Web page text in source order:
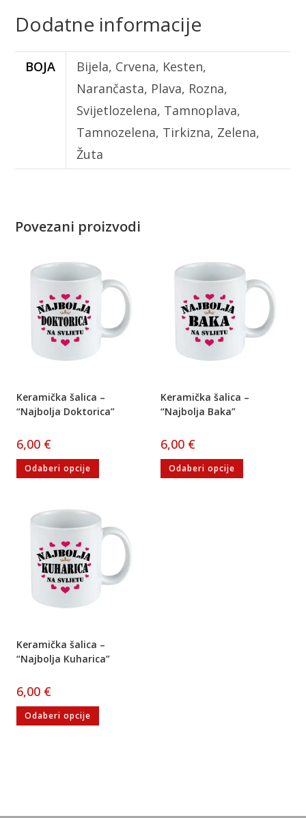
Dodatne informacije
BOJA
Bijela, Crvena, Kesten,
Narančasta, Plava, Rozna,
Svijetlozelena, Tamnoplava,
Tamnozelena, Tirkizna, Zelena,
Žuta
Povezani proizvodi
Keramička šalica –
“Najbolja Doktorica”
6,00 €
Odaberi opcije
Keramička šalica –
“Najbolja Baka”
6,00 €
Odaberi opcije
Keramička šalica –
“Najbolja Kuharica”
6,00 €
Odaberi opcije